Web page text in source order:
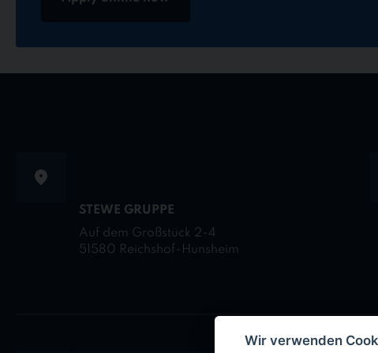
STEWE GRUPPE
Auf dem Großstück 2-4
51580 Reichshof-Hunsheim
Wir verwenden